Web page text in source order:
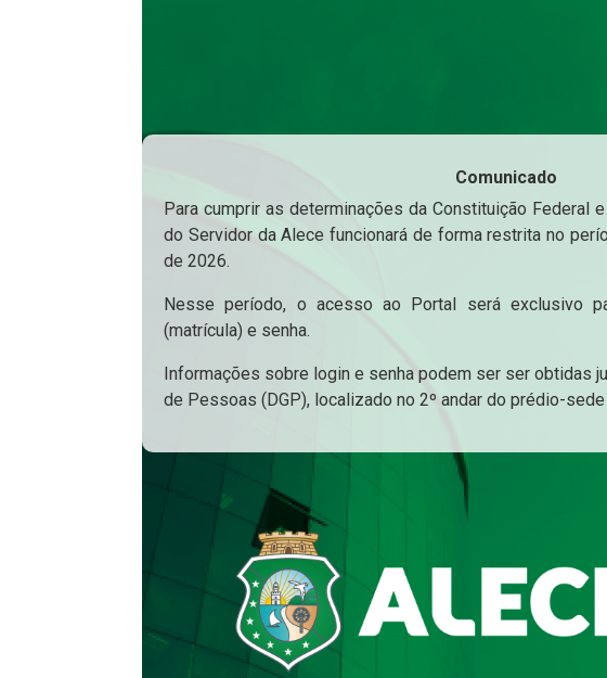
Comunicado
Para cumprir as determinações da Constituição Federal
do Servidor da Alece funcionará de forma restrita no
de 2026.
Nesse período, o acesso ao Portal será exclusivo
(matrícula) e senha.
Informações sobre login e senha podem ser ser obtidas
de Pessoas (DGP), localizado no 2º andar do prédio-